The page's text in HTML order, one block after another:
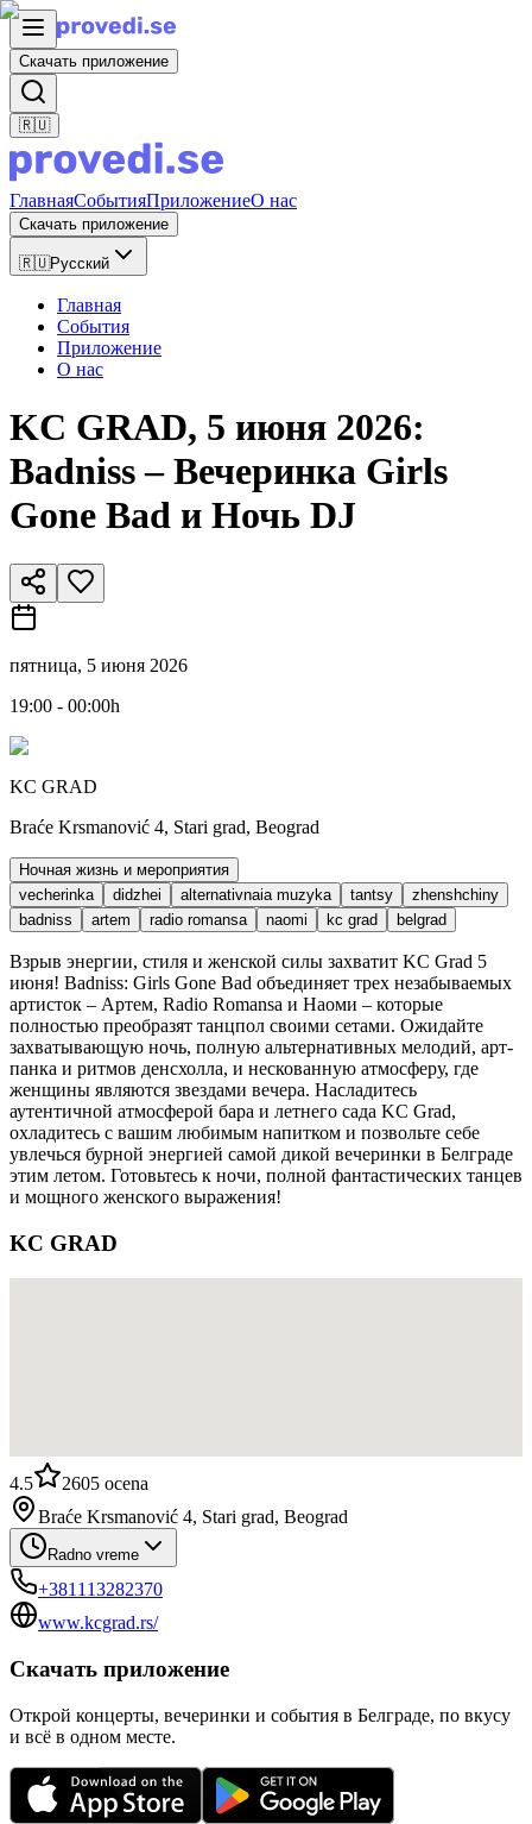
Скачать приложение
🇷🇺
ГлавнаяСобытияПриложениеО нас
Скачать приложение
🇷🇺Русский
Главная
События
Приложение
О нас
KC GRAD, 5 июня 2026:
Badniss – Вечеринка Girls
Gone Bad и Ночь DJ
пятница, 5 июня 2026
19:00 - 00:00h
KC GRAD
Braće Krsmanović 4, Stari grad, Beograd
Ночная жизнь и мероприятия
vecherinka
didzhei alternativnaia muzyka tantsy
zhenshchiny
badniss
artem radio romansa naomi kc grad belgrad
Взрыв энергии, стиля и женской силы захватит KC Grad 5
июня! Badniss: Girls Gone Bad объединяет трех незабываемых
артисток – Артем, Radio Romansa и Наоми – которые
полностью преобразят танцпол своими сетами. Ожидайте
захватывающую ночь, полную альтернативных мелодий, арт-
панка и ритмов денсхолла, и нескованную атмосферу, где
женщины являются звездами вечера. Насладитесь
аутентичной атмосферой бара и летнего сада KC Grad,
охладитесь с вашим любимым напитком и позвольте себе
увлечься бурной энергией самой дикой вечеринки в Белграде
этим летом. Готовьтесь к ночи, полной фантастических танцев
и мощного женского выражения!
KC GRAD
4.5 2605 ocena
Braće Krsmanović 4, Stari grad, Beograd
Radno vreme
+381113282370
www.kcgrad.rs/
Скачать приложение
Открой концерты, вечеринки и события в Белграде, по вкусу
и всё в одном месте.